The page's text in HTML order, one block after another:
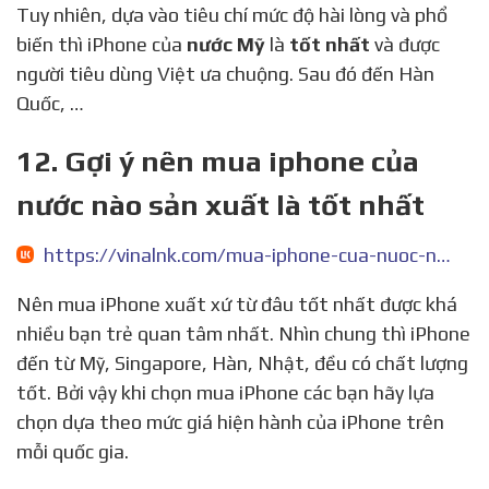
Tuy nhiên, dựa vào tiêu chí mức độ hài lòng và phổ
biến thì iPhone của nước Mỹ là tốt nhất và được
người tiêu dùng Việt ưa chuộng. Sau đó đến Hàn
Quốc, …
12. Gợi ý nên mua iphone của
nước nào sản xuất là tốt nhất
https://vinalnk.com/mua-iphone-cua-nuoc-nao-la-tot-nhat-n80.html
Nên mua iPhone xuất xứ từ đâu tốt nhất được khá
nhiều bạn trẻ quan tâm nhất. Nhìn chung thì iPhone
đến từ Mỹ, Singapore, Hàn, Nhật, đều có chất lượng
tốt. Bởi vậy khi chọn mua iPhone các bạn hãy lựa
chọn dựa theo mức giá hiện hành của iPhone trên
mỗi quốc gia.